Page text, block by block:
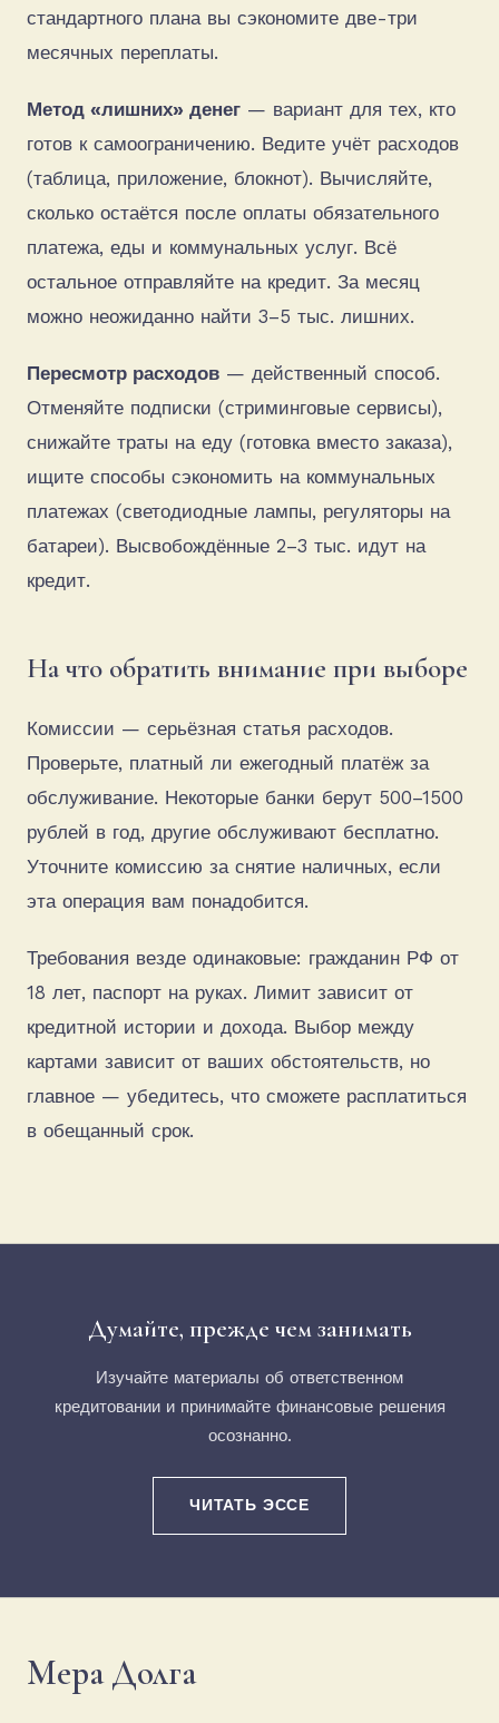
стандартного плана вы сэкономите две-три
месячных переплаты.
Метод «лишних» денег — вариант для тех, кто
готов к самоограничению. Ведите учёт расходов
(таблица, приложение, блокнот). Вычисляйте,
сколько остаётся после оплаты обязательного
платежа, еды и коммунальных услуг. Всё
остальное отправляйте на кредит. За месяц
можно неожиданно найти 3–5 тыс. лишних.
Пересмотр расходов — действенный способ.
Отменяйте подписки (стриминговые сервисы),
снижайте траты на еду (готовка вместо заказа),
ищите способы сэкономить на коммунальных
платежах (светодиодные лампы, регуляторы на
батареи). Высвобождённые 2–3 тыс. идут на
кредит.
На что обратить внимание при выборе
Комиссии — серьёзная статья расходов.
Проверьте, платный ли ежегодный платёж за
обслуживание. Некоторые банки берут 500–1500
рублей в год, другие обслуживают бесплатно.
Уточните комиссию за снятие наличных, если
эта операция вам понадобится.
Требования везде одинаковые: гражданин РФ от
18 лет, паспорт на руках. Лимит зависит от
кредитной истории и дохода. Выбор между
картами зависит от ваших обстоятельств, но
главное — убедитесь, что сможете расплатиться
в обещанный срок.
Думайте, прежде чем занимать
Изучайте материалы об ответственном
кредитовании и принимайте финансовые решения
осознанно.
ЧИТАТЬ ЭССЕ
Мера Долга